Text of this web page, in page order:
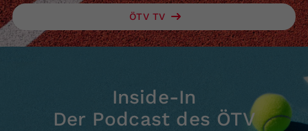
ÖTV TV
Inside-In
Der Podcast des ÖTV